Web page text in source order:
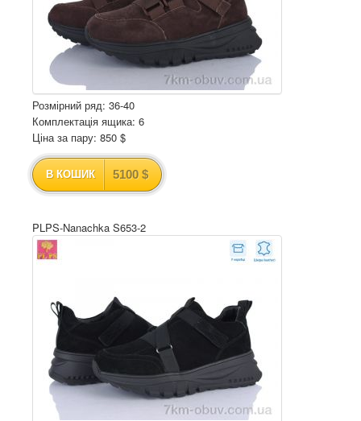
Розмірний ряд: 36-40
Комплектація ящика: 6
Ціна за пару: 850 $
В КОШИК 5100 $
PLPS-Nanachka S653-2